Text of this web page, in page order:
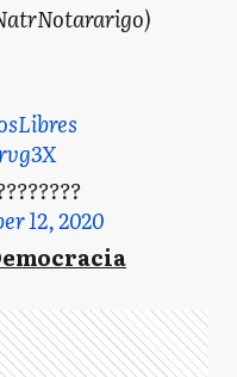
12, 2020